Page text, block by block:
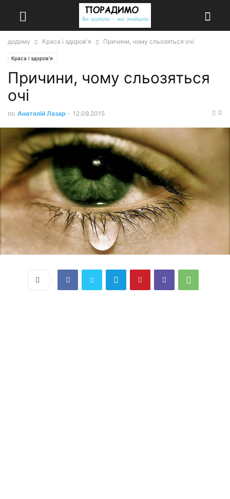
додому Краса і здоров'я Причини, чому сльозяться очі
Краса і здоров'я
Причини, чому сльозяться
очі
по Анатолій Лазар - 12.09.2015 0